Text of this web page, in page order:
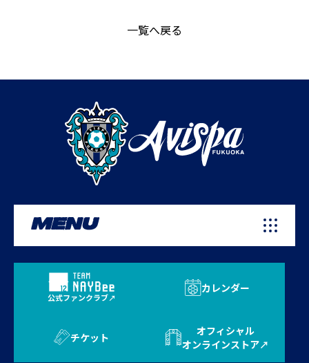
一覧へ戻る
MENU
公式ファンクラブ
カレンダー
チケット
オフィシャル
オンラインストア